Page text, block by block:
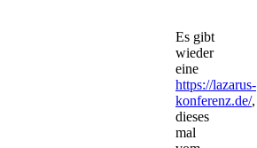
Es gibt
wieder
eine
https://lazarus-
konferenz.de/,
dieses
mal